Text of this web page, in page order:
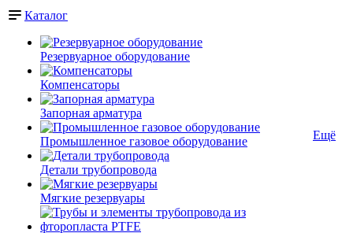
Каталог
Резервуарное оборудование
Компенсаторы
Запорная арматура
Промышленное газовое оборудование
Детали трубопровода
Мягкие резервуары
Ещё